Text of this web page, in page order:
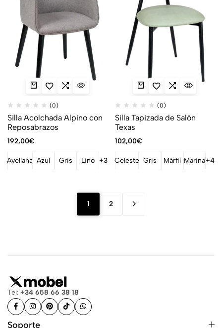
(0)
Silla Acolchada Alpino con
Reposabrazos
192,00€
Avellana Azul Gris Lino +3
(0)
Silla Tapizada de Salón
Texas
102,00€
Celeste Gris Márfil Marina+4
1 2
Tel: +34 658 66 38 18
Soporte